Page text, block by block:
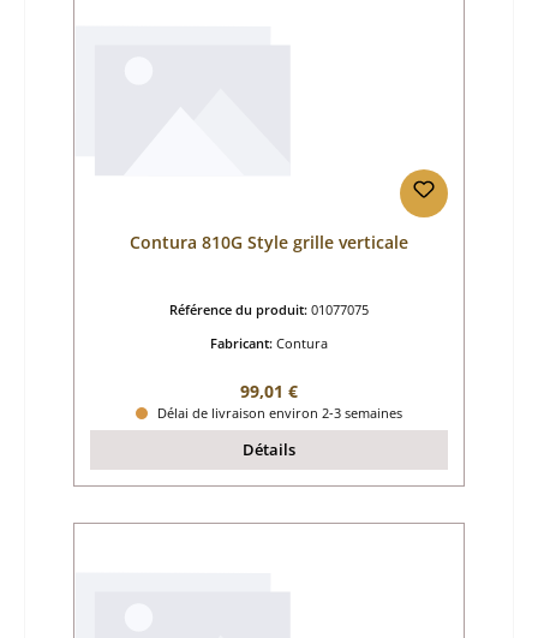
Contura 810G Style grille verticale
Référence du produit: 01077075
Fabricant: Contura
Prix régulier :
99,01 €
Délai de livraison environ 2-3 semaines
Détails